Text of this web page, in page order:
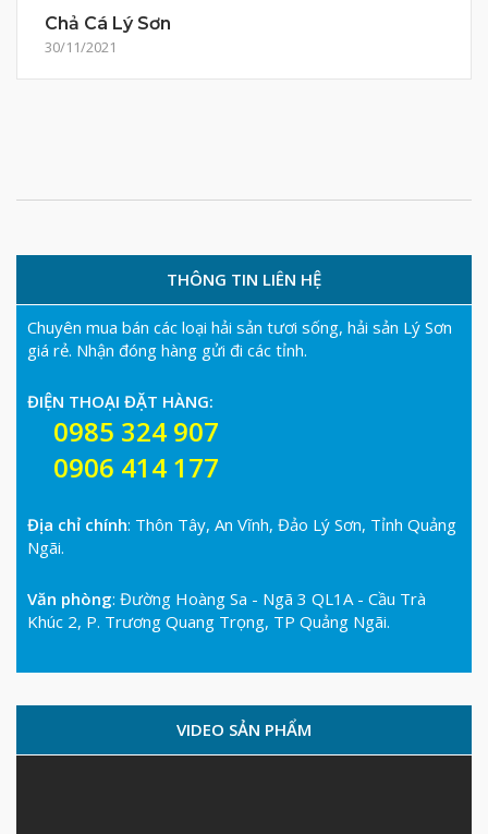
Chả Cá Lý Sơn
30/11/2021
THÔNG TIN LIÊN HỆ
Chuyên mua bán các loại hải sản tươi sống, hải sản Lý Sơn
giá rẻ. Nhận đóng hàng gửi đi các tỉnh.
ĐIỆN THOẠI ĐẶT HÀNG:
0985 324 907
0906 414 177
Địa chỉ chính: Thôn Tây, An Vĩnh, Đảo Lý Sơn, Tỉnh Quảng
Ngãi.
Văn phòng: Đường Hoàng Sa - Ngã 3 QL1A - Cầu Trà
Khúc 2, P. Trương Quang Trọng, TP Quảng Ngãi.
VIDEO SẢN PHẨM